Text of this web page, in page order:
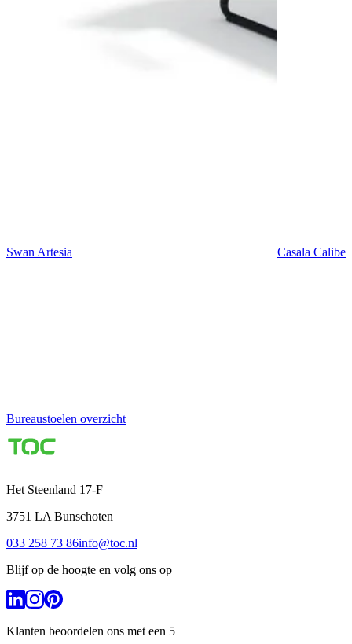
Swan Artesia Casala Caliber
Bureaustoelen overzicht
Het Steenland 17-F
3751 LA Bunschoten
033 258 73 86info@toc.nl
Blijf op de hoogte en volg ons op
Klanten beoordelen ons met een 5